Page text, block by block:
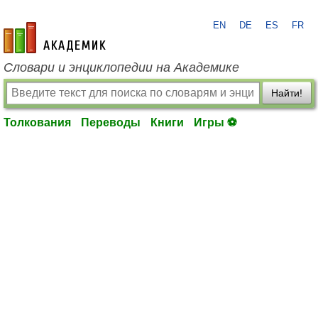
academic.ru
EN DE ES FR
Словари и энциклопедии на Академике
Найти!
Толкования Переводы Книги Игры ⚽